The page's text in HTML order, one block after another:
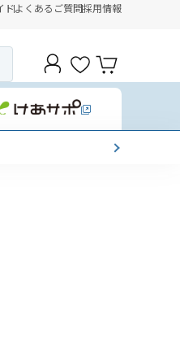
ドよくあるご質問採用情報